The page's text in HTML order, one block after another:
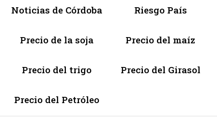
Noticias de Córdoba Riesgo País
Precio de la soja Precio del maíz
Precio del trigo Precio del Girasol
Precio del Petróleo